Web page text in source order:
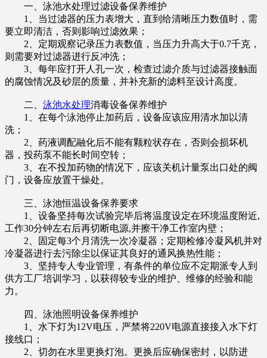
一、泳池水处理过滤设备保养维护
1、当过滤器的压力表增大，直到给清晰压力数值时，需
要立即清洁，否则影响过滤效果；
2、定期观察记录压力表数值，当压力升高大于0.7千克，
则需要对过滤器进行反冲洗；
3、每年应打开人孔一次，检查过滤介质与过滤器接触面
的腐蚀情况及砂层的质量，并补充新的滤料至设计高度。
二、 泳池水处理消毒设备保养维护
1、在每个泳池停止加药后，设备应该应用清水加以清
洗；
2、药液调配融化后不能有颗粒状存在，否则会损坏机
器，投药泵不能长时间空转；
3、在不投加药物的情况下，应该关机计量泵出口处的阀
门，设备应放置干燥处。
三、泳池恒温设备保养要求
1、设备坚持每次试验完毕后将温度设定在环境温度附近,
工作30分钟左右后再切断电源,并擦干净工作室内壁；
2、固定每3个月清洗一次冷凝器；定期检修冷凝风机并对
冷凝器进行去污除尘以保证其良好的通风换热性能；
3、坚持专人专业管理，有条件的单位应不定期派专人到
供方工厂培训学习，以获得较专业的维护、维修的经验和能
力。
四、泳池照明设备保养维护
1、水下灯为12V电压，严禁将220V电源直接接入水下灯
接线口；
2、切勿在水里更换灯泡。更换后应确保密封，以防进